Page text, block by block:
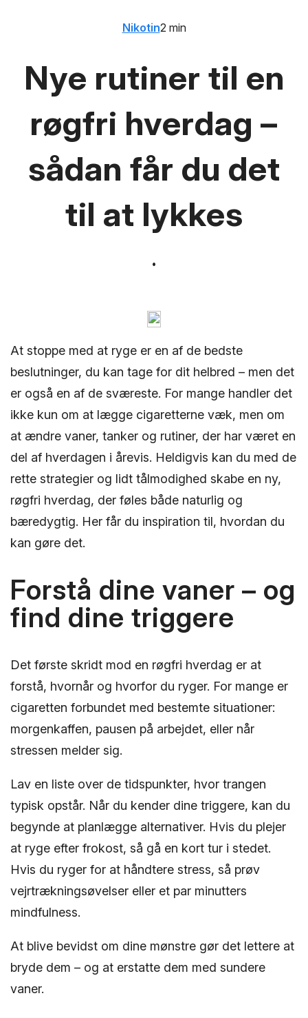
Nye rutiner til en
røgfri hverdag –
sådan får du det
til at lykkes
Nikotin2 min
At stoppe med at ryge er en af de bedste
beslutninger, du kan tage for dit helbred – men det
er også en af de sværeste. For mange handler det
ikke kun om at lægge cigaretterne væk, men om
at ændre vaner, tanker og rutiner, der har været en
del af hverdagen i årevis. Heldigvis kan du med de
rette strategier og lidt tålmodighed skabe en ny,
røgfri hverdag, der føles både naturlig og
bæredygtig. Her får du inspiration til, hvordan du
kan gøre det.
Forstå dine vaner – og
find dine triggere
Det første skridt mod en røgfri hverdag er at
forstå, hvornår og hvorfor du ryger. For mange er
cigaretten forbundet med bestemte situationer:
morgenkaffen, pausen på arbejdet, eller når
stressen melder sig.
Lav en liste over de tidspunkter, hvor trangen
typisk opstår. Når du kender dine triggere, kan du
begynde at planlægge alternativer. Hvis du plejer
at ryge efter frokost, så gå en kort tur i stedet.
Hvis du ryger for at håndtere stress, så prøv
vejrtrækningsøvelser eller et par minutters
mindfulness.
At blive bevidst om dine mønstre gør det lettere at
bryde dem – og at erstatte dem med sundere
vaner.